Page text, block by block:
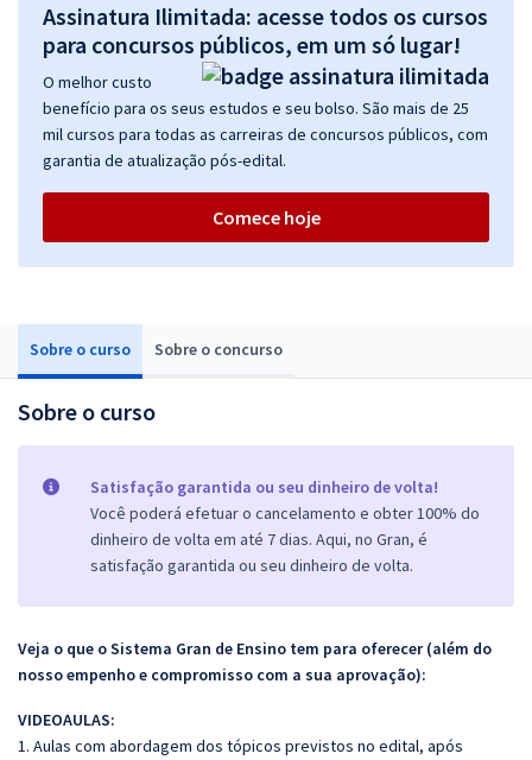
Sobre o curso Sobre o concurso
Sobre o curso
Satisfação garantida ou seu dinheiro de volta!
Você poderá efetuar o cancelamento e obter 100% do
dinheiro de volta em até 7 dias. Aqui, no Gran, é
satisfação garantida ou seu dinheiro de volta.
Veja o que o Sistema Gran de Ensino tem para oferecer (além do
nosso empenho e compromisso com a sua aprovação):
VIDEOAULAS:
1. Aulas com abordagem dos tópicos previstos no edital, após
Assinatura Ilimitada: acesse todos os cursos
para concursos públicos, em um só lugar!
O melhor custo
benefício para os seus estudos e seu bolso. São mais de 25
mil cursos para todas as carreiras de concursos públicos, com
garantia de atualização pós-edital.
Comece hoje